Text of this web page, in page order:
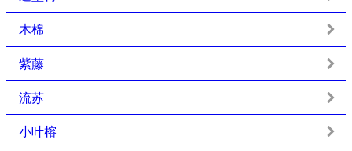
木棉
紫藤
流苏
小叶榕